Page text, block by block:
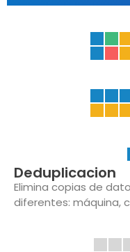
Deduplicacion
Elimina copias de
diferentes: máquina,